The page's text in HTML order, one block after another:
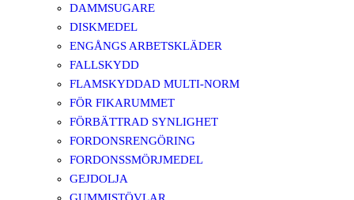
DAMMSUGARE
DISKMEDEL
ENGÅNGS ARBETSKLÄDER
FALLSKYDD
FLAMSKYDDAD MULTI-NORM
FÖR FIKARUMMET
FÖRBÄTTRAD SYNLIGHET
FORDONSRENGÖRING
FORDONSSMÖRJMEDEL
GEJDOLJA